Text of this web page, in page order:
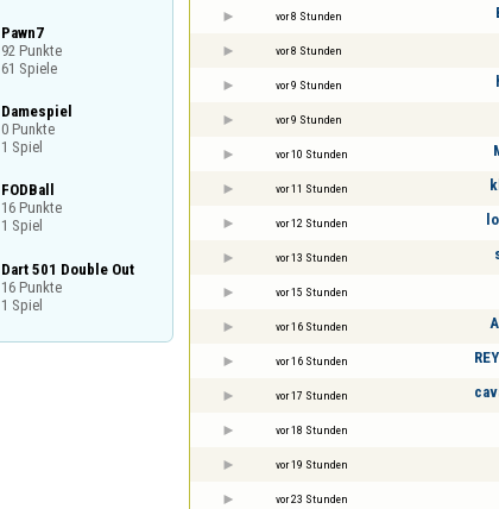
Pawn7
92 Punkte
61 Spiele
Damespiel
0 Punkte
1 Spiel
FODBall
16 Punkte
1 Spiel
Dart 501 Double Out
16 Punkte
1 Spiel
vor 8 Stunden
vor 8 Stunden
vor 9 Stunden
vor 9 Stunden
vor 10 Stunden
vor 11 Stunden
vor 12 Stunden
vor 13 Stunden
vor 15 Stunden
vor 16 Stunden
vor 16 Stunden
vor 17 Stunden
vor 18 Stunden
vor 19 Stunden
vor 23 Stunden